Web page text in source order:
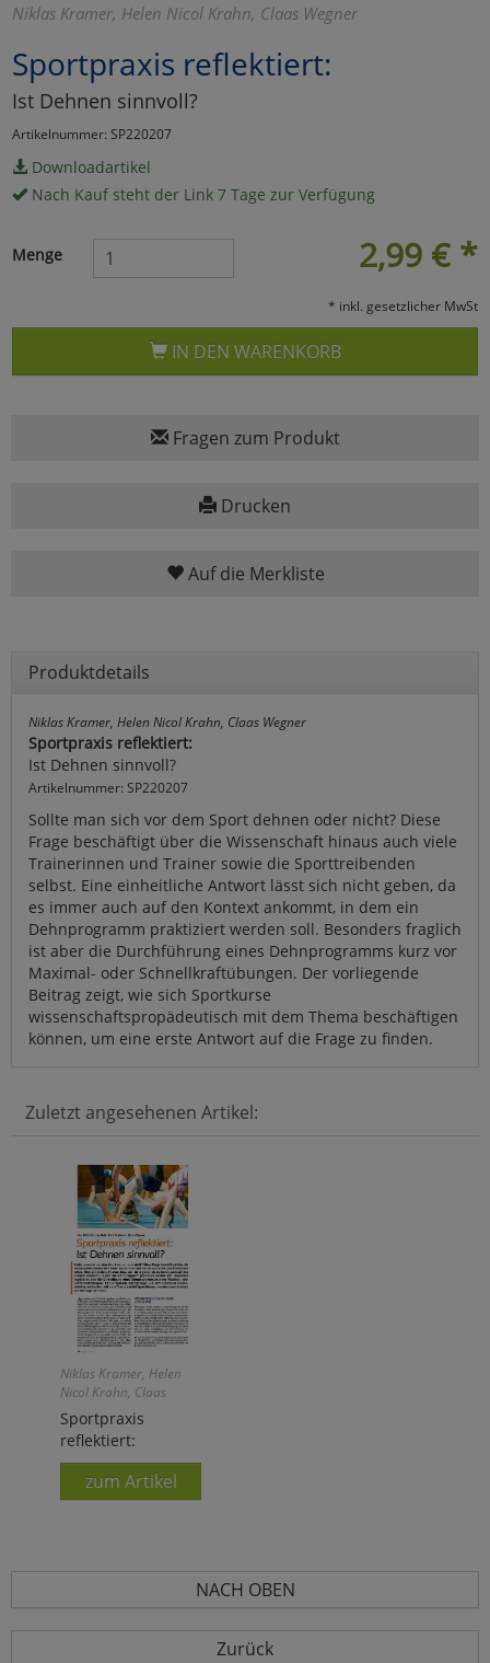
Niklas Kramer, Helen Nicol Krahn, Claas Wegner
Sportpraxis reflektiert:
Ist Dehnen sinnvoll?
Artikelnummer: SP220207
Downloadartikel
Nach Kauf steht der Link 7 Tage zur Verfügung
2,99 € *
Menge
* inkl. gesetzlicher MwSt
IN DEN WARENKORB
Fragen zum Produkt
Drucken
Auf die Merkliste
Produktdetails
Niklas Kramer, Helen Nicol Krahn, Claas Wegner
Sportpraxis reflektiert:
Ist Dehnen sinnvoll?
Artikelnummer: SP220207
Sollte man sich vor dem Sport dehnen oder nicht? Diese
Frage beschäftigt über die Wissenschaft hinaus auch viele
Trainerinnen und Trainer sowie die Sporttreibenden
selbst. Eine einheitliche Antwort lässt sich nicht geben, da
es immer auch auf den Kontext ankommt, in dem ein
Dehnprogramm praktiziert werden soll. Besonders fraglich
ist aber die Durchführung eines Dehnprogramms kurz vor
Maximal- oder Schnellkraftübungen. Der vorliegende
Beitrag zeigt, wie sich Sportkurse
wissenschaftspropädeutisch mit dem Thema beschäftigen
können, um eine erste Antwort auf die Frage zu finden.
Zuletzt angesehenen Artikel:
Niklas Kramer, Helen
Nicol Krahn, Claas
Wegner
Sportpraxis
reflektiert:
zum Artikel
NACH OBEN
Zurück
Umfragetools
Cookies
Alle Akzeptieren
zurück
zu Haupptseite